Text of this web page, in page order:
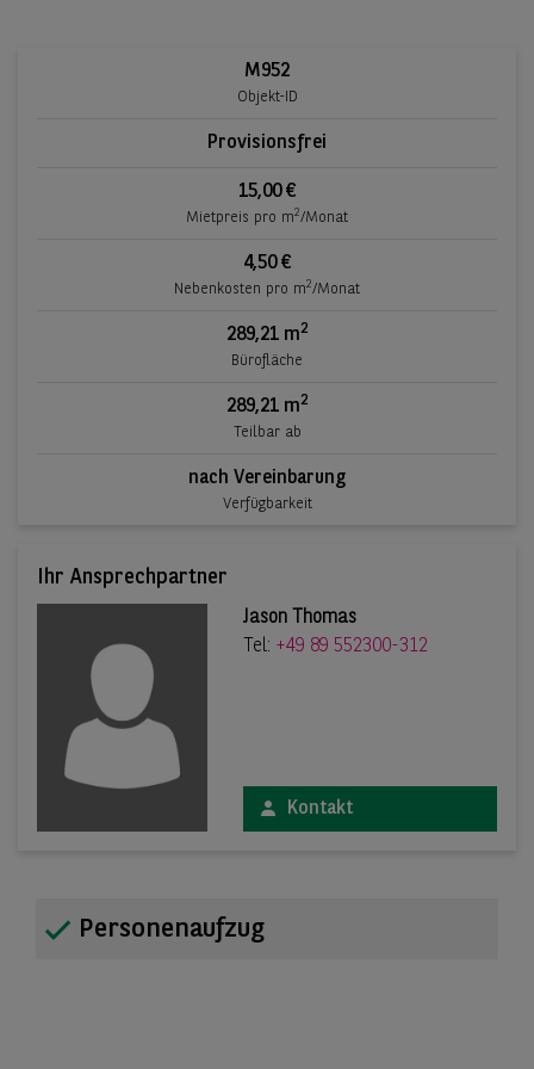
M952
Objekt-ID
Provisionsfrei
15,00 €
Mietpreis pro m2/Monat
4,50 €
Nebenkosten pro m2/Monat
289,21 m2
Bürofläche
289,21 m2
Teilbar ab
nach Vereinbarung
Verfügbarkeit
Ihr Ansprechpartner
Jason Thomas
Tel: +49 89 552300-312
Kontakt
Personenaufzug